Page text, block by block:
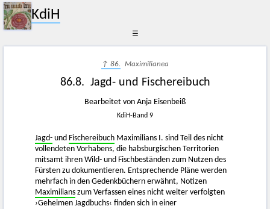
KdiH
☰
↑ 86. Maximilianea
86.8. Jagd- und Fischereibuch
Bearbeitet von Anja Eisenbeiß
KdiH-Band 9
Jagd- und Fischereibuch Maximilians I. sind Teil des nicht
vollendeten Vorhabens, die habsburgischen Territorien
mitsamt ihren Wild- und Fischbeständen zum Nutzen des
Fürsten zu dokumentieren. Entsprechende Pläne werden
mehrfach in den Gedenkbüchern erwähnt, Notizen
Maximilians zum Verfassen eines nicht weiter verfolgten
›Geheimen Jagdbuchs‹ finden sich in einer